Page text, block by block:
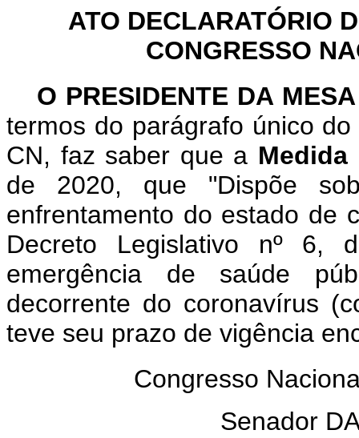
ATO DECLARATÓRIO
CONGRESSO
O PRESIDENTE DA
termos do parágrafo único
CN, faz saber que a Medida
de 2020, que "Dispõe
enfrentamento do estado de
Decreto Legislativo nº
emergência de saúde
decorrente do coronavírus
teve seu prazo de vigência
Congresso
Senador